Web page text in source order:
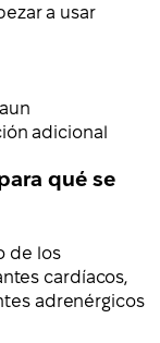
a usar
adicional
qué se
de los
cardíacos,
adrenérgicos